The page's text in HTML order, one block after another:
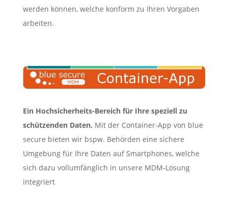
werden können, welche konform zu Ihren Vorgaben
arbeiten.
Ein Hochsicherheits-Bereich für Ihre speziell zu
schützenden Daten. Mit der Container-App von blue
secure bieten wir bspw. Behörden eine sichere
Umgebung für Ihre Daten auf Smartphones, welche
sich dazu vollumfänglich in unsere MDM-Lösung
integriert